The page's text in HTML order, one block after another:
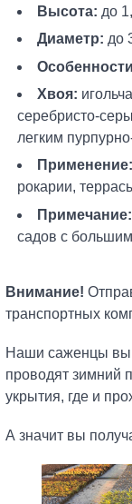
Высота: до
Диаметр: до
Хвоя:
серебристо-
легким
Применение:
рокарии,
Примечание:
садов с большим
Внимание!
транспортных
Наши саженцы
проводят зимний
укрытия, где и
А значит вы